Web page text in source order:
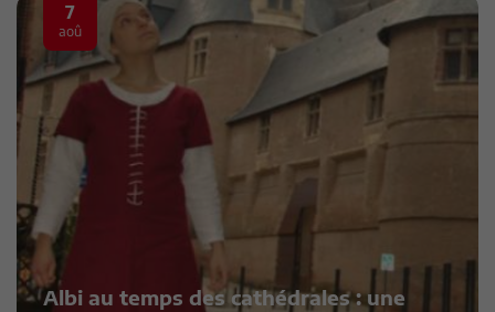
7
aoû
Albi au temps des cathédrales : une